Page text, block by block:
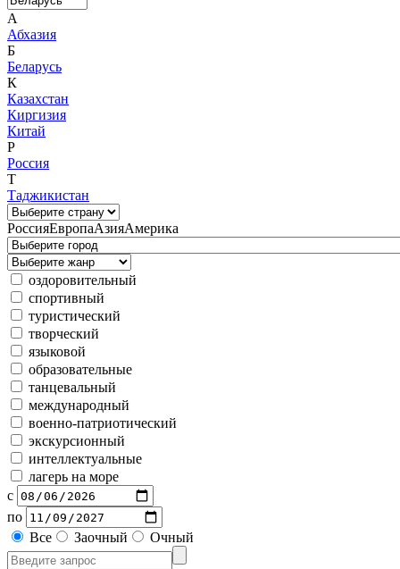
А
Абхазия
Б
Беларусь
К
Казахстан
Киргизия
Китай
Р
Россия
Т
Таджикистан
РоссияЕвропаАзияАмерика
оздоровительный
спортивный
туристический
творческий
языковой
образовательные
танцевальный
международный
военно-патриотический
экскурсионный
интеллектуальные
лагерь на море
с
по
Все
Заочный Очный